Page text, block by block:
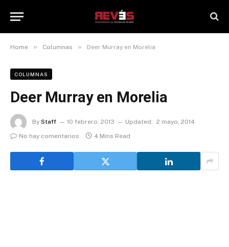
Home » Columnas » Deer Murray en Morelia
COLUMNAS
Deer Murray en Morelia
By Staff 10 febrero, 2013 Updated: 2 mayo, 2014
No hay comentarios
4 Mins Read